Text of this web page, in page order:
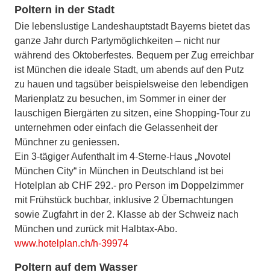
Poltern in der Stadt
Die lebenslustige Landeshauptstadt Bayerns bietet das
ganze Jahr durch Partymöglichkeiten – nicht nur
während des Oktoberfestes. Bequem per Zug erreichbar
ist München die ideale Stadt, um abends auf den Putz
zu hauen und tagsüber beispielsweise den lebendigen
Marienplatz zu besuchen, im Sommer in einer der
lauschigen Biergärten zu sitzen, eine Shopping-Tour zu
unternehmen oder einfach die Gelassenheit der
Münchner zu geniessen.
Ein 3-tägiger Aufenthalt im 4-Sterne-Haus „Novotel
München City“ in München in Deutschland ist bei
Hotelplan ab CHF 292.- pro Person im Doppelzimmer
mit Frühstück buchbar, inklusive 2 Übernachtungen
sowie Zugfahrt in der 2. Klasse ab der Schweiz nach
München und zurück mit Halbtax-Abo.
www.hotelplan.ch/h-39974
Poltern auf dem Wasser